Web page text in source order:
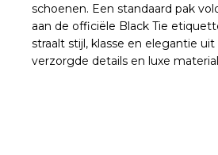
schoenen. Een standaard pak
aan de officiële Black Tie
straalt stijl, klasse en elegantie
verzorgde details en luxe